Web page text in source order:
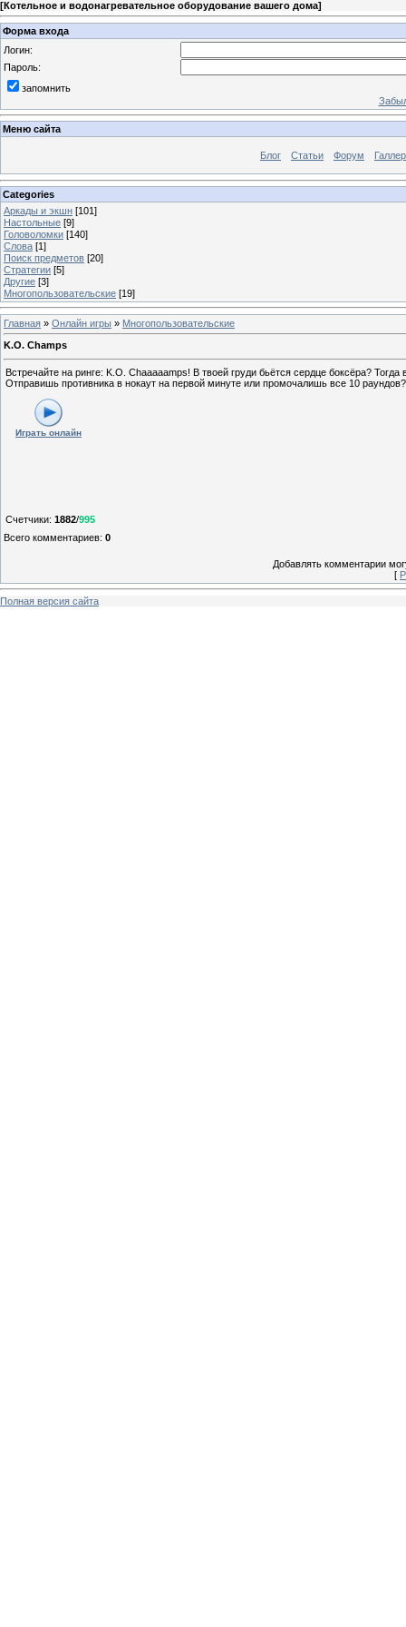
[Котельное и водонагревательное оборудование вашего дома]
Форма входа
Логин:
Пароль:
запомнить
Меню сайта
Блог Статьи Форум
Categories
Аркады и экшн [101]
Настольные [9]
Головоломки [140]
Слова [1]
Поиск предметов [20]
Стратегии [5]
Другие [3]
Многопользовательские [19]
Главная » Онлайн игры » Многопользовательские
K.O. Champs
Встречайте на ринге: K.O. Chaaaaamps! В твоей груди бьётся сердце боксёра?
Отправишь противника в нокаут на первой минуте или промочалишь все 10 раундов?
Играть онлайн
Счетчики: 1882/995
Всего комментариев: 0
Добавлять комментарии
[
Полная версия сайта